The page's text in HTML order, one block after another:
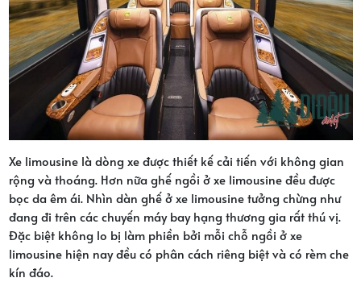
Xe limousine là dòng xe được thiết kế cải tiến với không gian
rộng và thoáng. Hơn nữa ghế ngồi ở xe limousine đều được
bọc da êm ái. Nhìn dàn ghế ở xe limousine tưởng chừng như
đang đi trên các chuyến máy bay hạng thương gia rất thú vị.
Đặc biệt không lo bị làm phiền bởi mỗi chỗ ngồi ở xe
limousine hiện nay đều có phân cách riêng biệt và có rèm che
kín đáo.